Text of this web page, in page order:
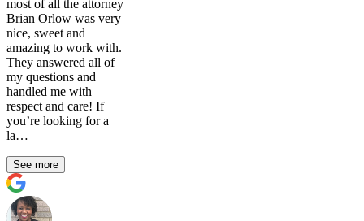
most of all the attorney
Brian Orlow was very
nice, sweet and
amazing to work with.
They answered all of
my questions and
handled me with
respect and care! If
you’re looking for a
la…
See more